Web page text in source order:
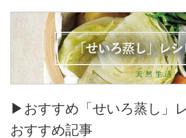
▶おすすめ「せいろ蒸し」
おすすめ記事